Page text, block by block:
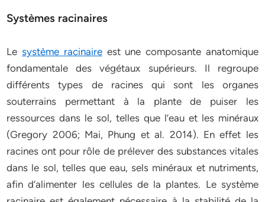
Systèmes racinaires
Le système racinaireest une composante anatomique
fondamentale des végétaux supérieurs. Il regroupe
différents types de racines qui sont les organes
souterrains permettant à la plante de puiser les
ressources dans le sol, telles que l’eau et les minéraux
(Gregory 2006; Mai, Phung et al. 2014). En effet les
racines ont pour rôle de prélever des substances vitales
dans le sol, telles que eau, sels minéraux et nutriments,
afin d’alimenter les cellules de la plantes. Le système